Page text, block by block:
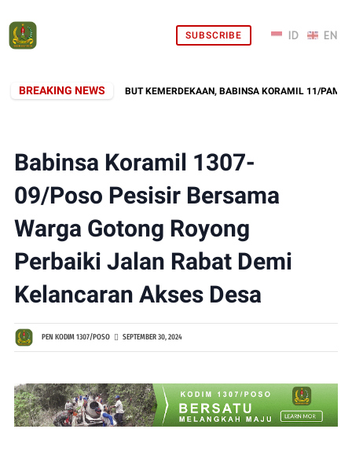
SUBSCRIBE
BREAKING NEWS
GOTONG ROYONG SAMBUT KEMERDEKAAN, BABINSA KORAMIL 11/PAMONA
Babinsa Koramil 1307-
09/Poso Pesisir Bersama
Warga Gotong Royong
Perbaiki Jalan Rabat Demi
Kelancaran Akses Desa
PEN KODIM 1307/POSO SEPTEMBER 30, 2024